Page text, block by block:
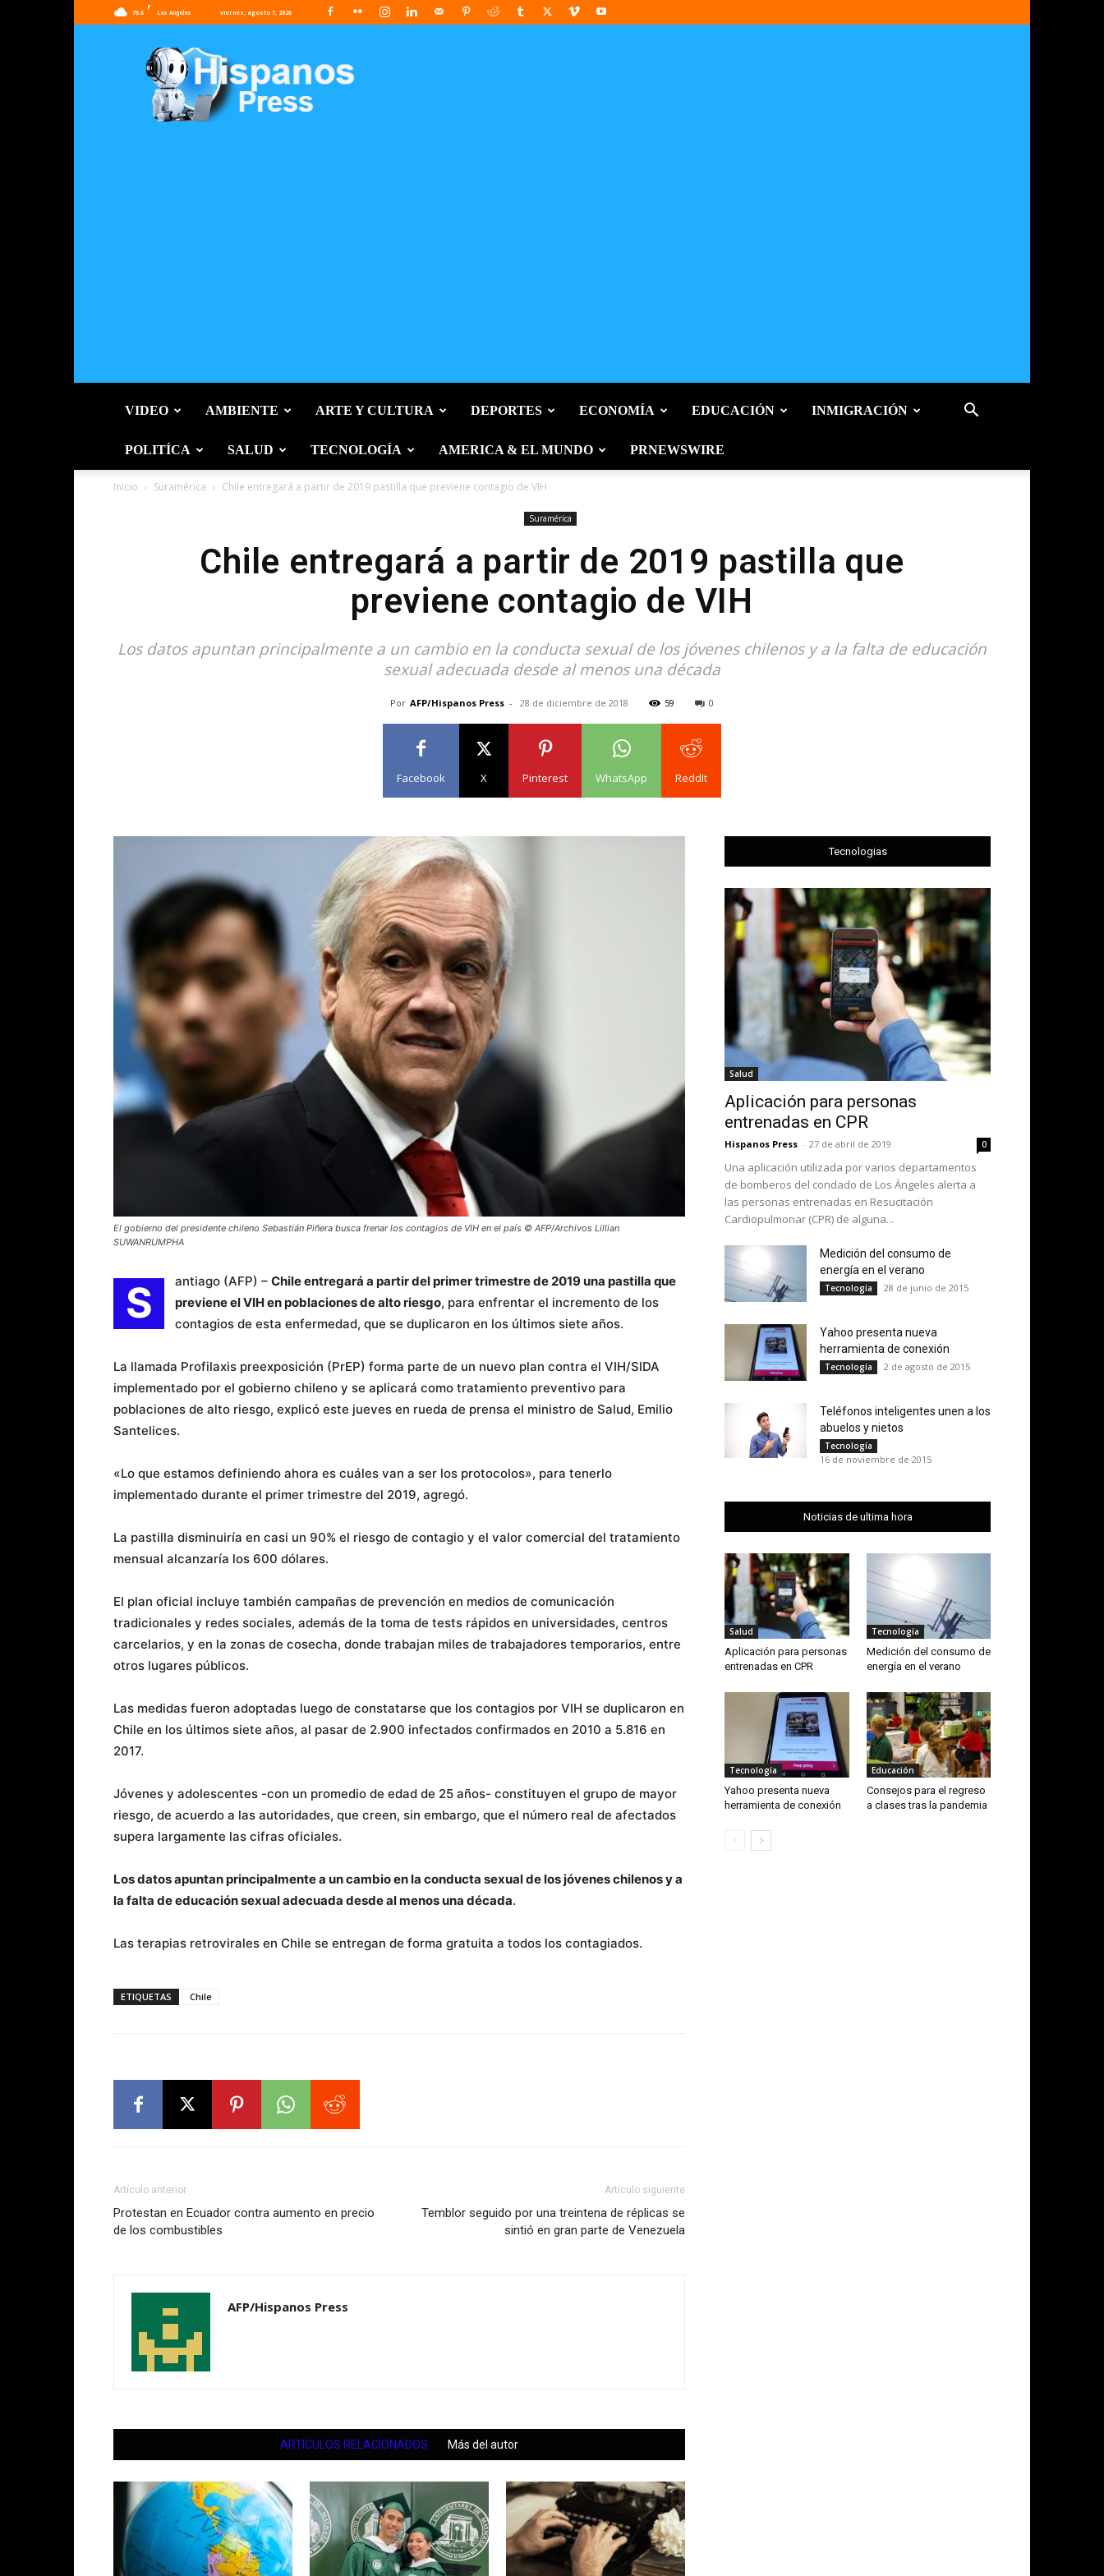
75.6
F
Los Angeles viernes, agosto 7, 2026
Press
VIDEO AMBIENTE ARTE Y CULTURA DEPORTES ECONOMÍA EDUCACIÓN INMIGRACIÓN
POLITÍCA SALUD TECNOLOGÍA AMERICA & EL MUNDO PRNEWSWIRE
Inicio Suramérica Chile entregará a partir de 2019 pastilla que previene contagio de VIH
Suramérica
Chile entregará a partir de 2019 pastilla que
previene contagio de VIH
Los datos apuntan principalmente a un cambio en la conducta sexual de los jóvenes chilenos y a la falta de educación
sexual adecuada desde al menos una década
Por AFP/Hispanos Press - 28 de diciembre de 2018 59 0
Facebook X Pinterest WhatsApp ReddIt
El gobierno del presidente chileno Sebastián Piñera busca frenar los contagios de VIH en el país © AFP/Archivos Lillian
SUWANRUMPHA
S antiago (AFP) – Chile entregará a partir del primer trimestre de 2019 una pastilla que
previene el VIH en poblaciones de alto riesgo, para enfrentar el incremento de los
contagios de esta enfermedad, que se duplicaron en los últimos siete años.
La llamada Profilaxis preexposición (PrEP) forma parte de un nuevo plan contra el VIH/SIDA
implementado por el gobierno chileno y se aplicará como tratamiento preventivo para
poblaciones de alto riesgo, explicó este jueves en rueda de prensa el ministro de Salud, Emilio
Santelices.
«Lo que estamos definiendo ahora es cuáles van a ser los protocolos», para tenerlo
implementado durante el primer trimestre del 2019, agregó.
La pastilla disminuiría en casi un 90% el riesgo de contagio y el valor comercial del tratamiento
mensual alcanzaría los 600 dólares.
El plan oficial incluye también campañas de prevención en medios de comunicación
tradicionales y redes sociales, además de la toma de tests rápidos en universidades, centros
carcelarios, y en la zonas de cosecha, donde trabajan miles de trabajadores temporarios, entre
otros lugares públicos.
Las medidas fueron adoptadas luego de constatarse que los contagios por VIH se duplicaron en
Chile en los últimos siete años, al pasar de 2.900 infectados confirmados en 2010 a 5.816 en
2017.
Jóvenes y adolescentes -con un promedio de edad de 25 años- constituyen el grupo de mayor
riesgo, de acuerdo a las autoridades, que creen, sin embargo, que el número real de afectados
supera largamente las cifras oficiales.
Los datos apuntan principalmente a un cambio en la conducta sexual de los jóvenes chilenos y a
la falta de educación sexual adecuada desde al menos una década.
Las terapias retrovirales en Chile se entregan de forma gratuita a todos los contagiados.
ETIQUETAS Chile
Artículo anterior
Protestan en Ecuador contra aumento en precio
de los combustibles
Artículo siguiente
Temblor seguido por una treintena de réplicas se
sintió en gran parte de Venezuela
AFP/Hispanos Press
ARTÍCULOS RELACIONADOS Más del autor
Tecnologias
Salud
Aplicación para personas
entrenadas en CPR
Hispanos Press - 27 de abril de 2019 0
Una aplicación utilizada por varios departamentos
de bomberos del condado de Los Ángeles alerta a
las personas entrenadas en Resucitación
Cardiopulmonar (CPR) de alguna...
Medición del consumo de
energía en el verano
Tecnología 28 de junio de 2015
Yahoo presenta nueva
herramienta de conexión
Tecnología 2 de agosto de 2015
Teléfonos inteligentes unen a los
abuelos y nietos
Tecnología
16 de noviembre de 2015
Noticias de ultima hora
Salud
Aplicación para personas
entrenadas en CPR
Tecnología
Medición del consumo de
energía en el verano
Tecnología
Yahoo presenta nueva
herramienta de conexión
Educación
Consejos para el regreso
a clases tras la pandemia